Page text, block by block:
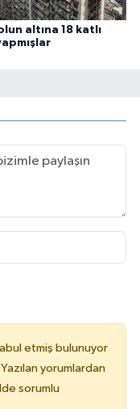
altına 18 katlı
etmiş bulunuyor
yorumlardan
sorumlu